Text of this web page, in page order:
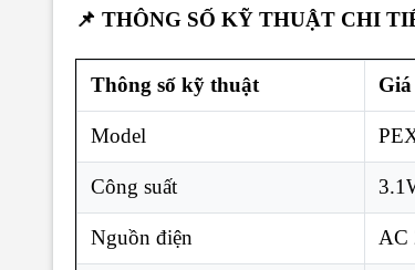
📌 THÔNG SỐ KỸ THUẬT CHI
Thông số kỹ thuật
Model
Công suất
Nguồn điện AC